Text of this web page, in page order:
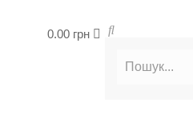
0.00 грн